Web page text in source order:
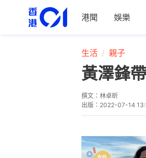
港聞 娛樂
生活 親子
黃澤鋒
撰文： 林卓昕
出版： 2022-07-14